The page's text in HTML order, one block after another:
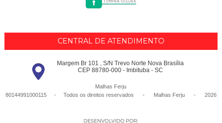
CENTRAL DE ATENDIMENTO
Margem Br 101 , S/N Trevo Norte Nova Brasília
CEP 88780-000 - Imbituba - SC
Malhas Ferju
80144991000115 - Todos os direitos reservados
- Malhas Ferju - 2026